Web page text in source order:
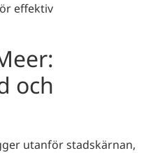
effektiv
och
utanför stadskärnan,